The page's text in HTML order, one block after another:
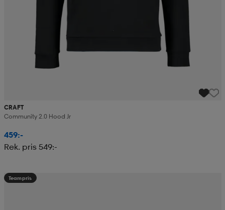
CRAFT
Community 2.0 Hood Jr
459:-
Rek. pris 549:-
Teampris